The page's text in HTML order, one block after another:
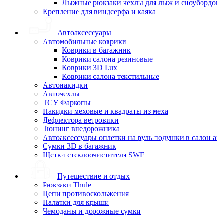
Лыжные рюкзаки чехлы для лыж и
Крепление для виндсерфа и каяка
Автоаксессуары
Автомобильные коврики
Коврики в багажник
Коврики салона резиновые
Коврики 3D Lux
Коврики салона текстильные
Автонакидки
Авточехлы
ТСУ Фаркопы
Накидки меховые и квадраты из меха
Дефлектора ветровики
Тюнинг внедорожника
Автоаксессуары оплетки на руль подушки в салон
Сумки 3D в багажник
Щетки стеклоочистителя SWF
Путешествие и отдых
Рюкзаки Thule
Цепи противоскольжения
Палатки для крыши
Чемоданы и дорожные сумки